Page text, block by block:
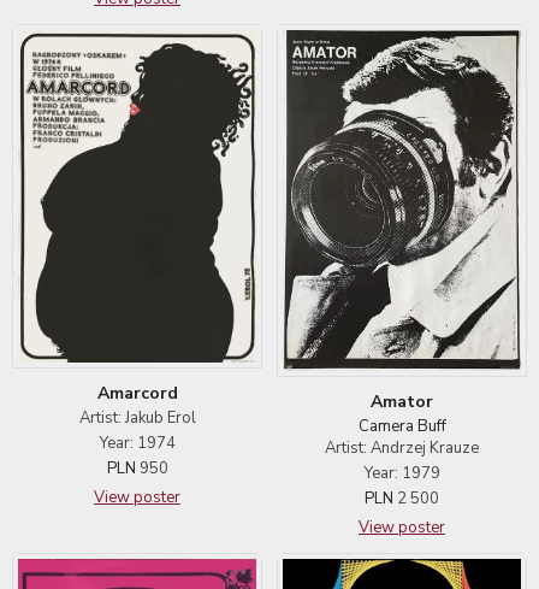
Amarcord
Artist: Jakub Erol
Year: 1974
PLN 950
View poster
Amator
Camera Buff
Artist: Andrzej Krauze
Year: 1979
PLN 2 500
View poster